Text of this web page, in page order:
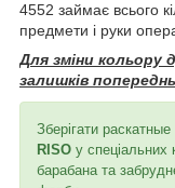
4552 займає всього
предмети і руки
Для зміни кольору
залишків
Зберігати
RISO у
барабана та